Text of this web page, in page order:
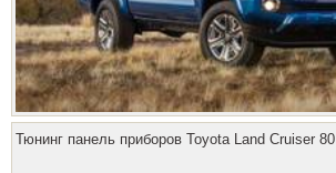
Тюнинг панель приборов Toyota Land Cruiser 80